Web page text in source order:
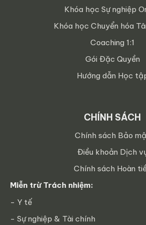
Khóa học Sự nghiệp
Khóa học Chuyển hóa
Coaching 1:1
Gói Đặc Quyền
Hướng dẫn Học
CHÍNH SÁCH
Chính sách Bảo
Điều khoản Dịch
Chính sách Hoàn
Miễn trừ Trách nhiệm:
- Y tế
- Sự nghiệp & Tài chính